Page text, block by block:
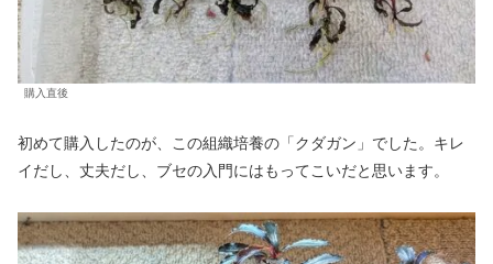
購入直後
初めて購入したのが、この組織培養の「クダガン」でした。キレ
イだし、丈夫だし、ブセの入門にはもってこいだと思います。